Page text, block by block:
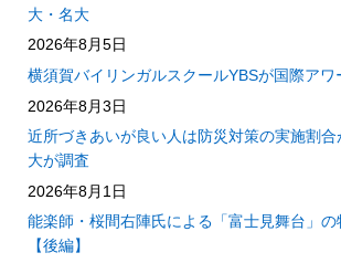
大・名大
2026年8月5日
横須賀バイリンガルスクールYBSが国際ア
2026年8月3日
近所づきあいが良い人は防災対策の実施割
大が調査
2026年8月1日
能楽師・桜間右陣氏による「富士見舞台」
【後編】